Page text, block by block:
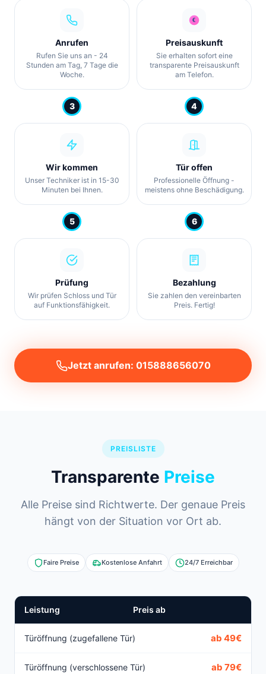
Anrufen
Rufen Sie uns an - 24
Stunden am Tag, 7 Tage die
Woche.
Preisauskunft
Sie erhalten sofort eine
transparente Preisauskunft
am Telefon.
3
Wir kommen
Unser Techniker ist in 15-30
Minuten bei Ihnen.
4
Tür offen
Professionelle Öffnung -
meistens ohne Beschädigung.
5
Prüfung
Wir prüfen Schloss und Tür
auf Funktionsfähigkeit.
6
Bezahlung
Sie zahlen den vereinbarten
Preis. Fertig!
Jetzt anrufen: 015888656070
PREISLISTE
Transparente Preise
Alle Preise sind Richtwerte. Der genaue Preis
hängt von der Situation vor Ort ab.
Faire Preise Kostenlose Anfahrt 24/7 Erreichbar
Leistung Preis ab
Türöffnung (zugefallene Tür) ab 49€
Türöffnung (verschlossene Tür) ab 79€